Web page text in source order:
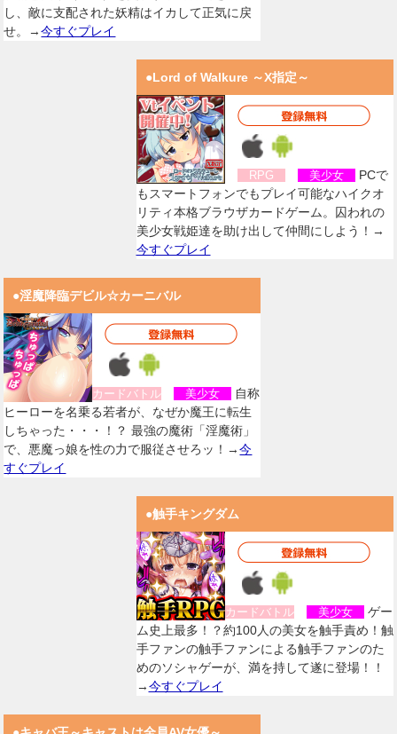
し、敵に支配された妖精はイカして正気に戻
せ。→今すぐプレイ
●Lord of Walkure ～X指定～
RPG 美少女
PCで
もスマートフォンでもプレイ可能なハイクオ
リティ本格ブラウザカードゲーム。囚われの
美少女戦姫達を助け出して仲間にしよう！→
今すぐプレイ
●淫魔降臨デビル☆カーニバル
カードバトル 美少女
自称
ヒーローを名乗る若者が、なぜか魔王に転生
しちゃった・・・！？ 最強の魔術「淫魔術」
で、悪魔っ娘を性の力で服従させろッ！→今
すぐプレイ
●触手キングダム
カードバトル 美少女
ゲー
ム史上最多！？約100人の美女を触手責め！触
手ファンの触手ファンによる触手ファンのた
めのソシャゲーが、満を持して遂に登場！！
→今すぐプレイ